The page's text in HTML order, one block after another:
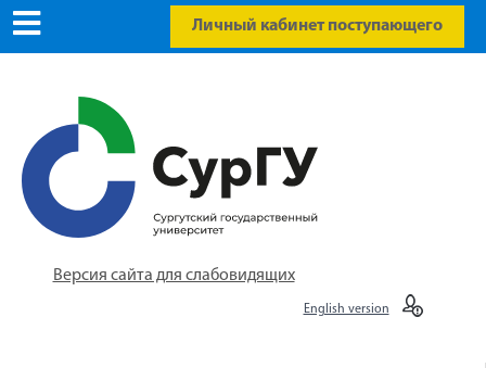
Личный кабинет поступающего
Версия сайта для слабовидящих
English version